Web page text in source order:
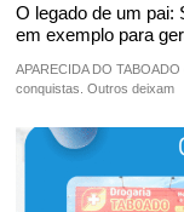
O legado de um pai:
em exemplo para
APARECIDA DO
conquistas. Outros deixam